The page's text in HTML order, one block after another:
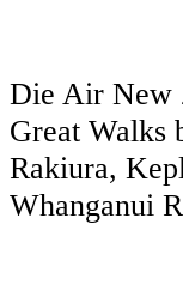
Die Air New
Great Walks
Rakiura,
Whanganui